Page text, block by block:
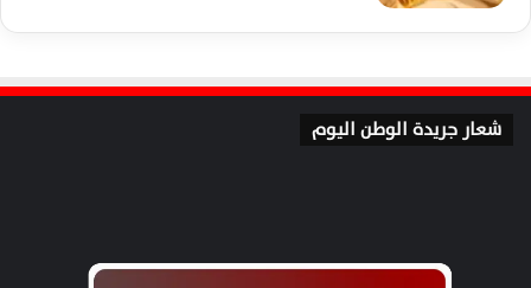
شعار جريدة الوطن اليوم